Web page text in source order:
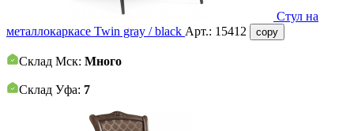
Стул на
металлокаркасе Twin gray / black Арт.: 15412 copy
Склад Мск: Много
Склад Уфа: 7